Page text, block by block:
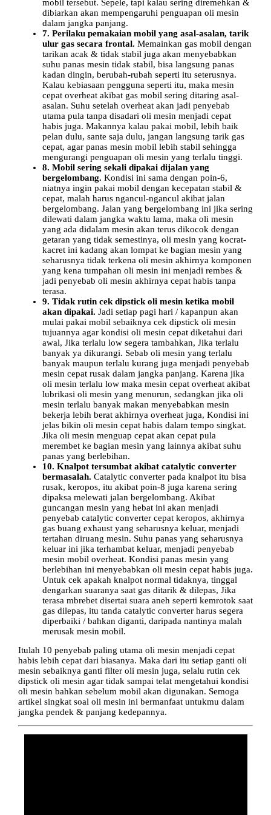
mobil tersebut. Sepele, tapi kalau sering diremehkan &
dibiarkan akan mempengaruhi penguapan oli mesin
dalam jangka panjang.
7. Perilaku pemakaian mobil yang asal-asalan, tarik
ulur gas secara frontal. Memainkan gas mobil dengan
tarikan acak & tidak stabil juga akan menyebabkan
suhu panas mesin tidak stabil, bisa langsung panas
kadan dingin, berubah-rubah seperti itu seterusnya.
Kalau kebiasaan pengguna seperti itu, maka mesin
cepat overheat akibat gas mobil sering ditaring asal-
asalan. Suhu setelah overheat akan jadi penyebab
utama pula tanpa disadari oli mesin menjadi cepat
habis juga. Makannya kalau pakai mobil, lebih baik
pelan dulu, sante saja dulu, jangan langsung tarik gas
cepat, agar panas mesin mobil lebih stabil sehingga
mengurangi penguapan oli mesin yang terlalu tinggi.
8. Mobil sering sekali dipakai dijalan yang
bergelombang. Kondisi ini sama dengan poin-6,
niatnya ingin pakai mobil dengan kecepatan stabil &
cepat, malah harus ngancul-ngancul akibat jalan
bergelombang. Jalan yang bergelombang ini jika sering
dilewati dalam jangka waktu lama, maka oli mesin
yang ada didalam mesin akan terus dikocok dengan
getaran yang tidak semestinya, oli mesin yang kocrat-
kacret ini kadang akan lompat ke bagian mesin yang
seharusnya tidak terkena oli mesin akhirnya komponen
yang kena tumpahan oli mesin ini menjadi rembes &
jadi penyebab oli mesin akhirnya cepat habis tanpa
terasa.
9. Tidak rutin cek dipstick oli mesin ketika mobil
akan dipakai. Jadi setiap pagi hari / kapanpun akan
mulai pakai mobil sebaiknya cek dipstick oli mesin
tujuannya agar kondisi oli mesin cepat diketahui dari
awal, Jika terlalu low segera tambahkan, Jika terlalu
banyak ya dikurangi. Sebab oli mesin yang terlalu
banyak maupun terlalu kurang juga menjadi penyebab
mesin cepat rusak dalam jangka panjang. Karena jika
oli mesin terlalu low maka mesin cepat overheat akibat
lubrikasi oli mesin yang menurun, sedangkan jika oli
mesin terlalu banyak makan menyebabkan mesin
bekerja lebih berat akhirnya overheat juga, Kondisi ini
jelas bikin oli mesin cepat habis dalam tempo singkat.
Jika oli mesin menguap cepat akan cepat pula
merembet ke bagian mesin yang lainnya akibat suhu
panas yang berlebihan.
10. Knalpot tersumbat akibat catalytic converter
bermasalah. Catalytic converter pada knalpot itu bisa
rusak, keropos, itu akibat poin-8 juga karena sering
dipaksa melewati jalan bergelombang. Akibat
guncangan mesin yang hebat ini akan menjadi
penyebab catalytic converter cepat keropos, akhirnya
gas buang exhaust yang seharusnya keluar, menjadi
tertahan diruang mesin. Suhu panas yang seharusnya
keluar ini jika terhambat keluar, menjadi penyebab
mesin mobil overheat. Kondisi panas mesin yang
berlebihan ini menyebabkan oli mesin cepat habis juga.
Untuk cek apakah knalpot normal tidaknya, tinggal
dengarkan suaranya saat gas ditarik & dilepas, Jika
terasa mbrebet disertai suara aneh seperti kemrotok saat
gas dilepas, itu tanda catalytic converter harus segera
diperbaiki / bahkan diganti, daripada nantinya malah
merusak mesin mobil.
Itulah 10 penyebab paling utama oli mesin menjadi cepat
habis lebih cepat dari biasanya. Maka dari itu setiap ganti oli
mesin sebaiknya ganti filter oli mesin juga, selalu rutin cek
dipstick oli mesin agar tidak sampai telat mengetahui kondisi
oli mesin bahkan sebelum mobil akan digunakan. Semoga
artikel singkat soal oli mesin ini bermanfaat untukmu dalam
jangka pendek & panjang kedepannya.